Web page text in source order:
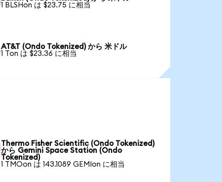
1 BLSHon は $23.75 に相当
AT&T (Ondo Tokenized) から 米ドル
1 Ton は $23.36 に相当
Thermo Fisher Scientific (Ondo Tokenized)
から Gemini Space Station (Ondo
Tokenized)
1 TMOon は 143.1089 GEMIon に相当